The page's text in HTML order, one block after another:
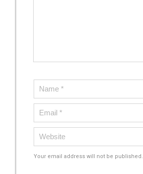
Your email address will not be published.